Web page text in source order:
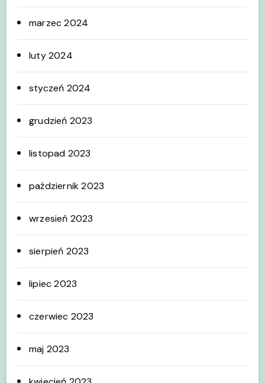
marzec 2024
luty 2024
styczeń 2024
grudzień 2023
listopad 2023
październik 2023
wrzesień 2023
sierpień 2023
lipiec 2023
czerwiec 2023
maj 2023